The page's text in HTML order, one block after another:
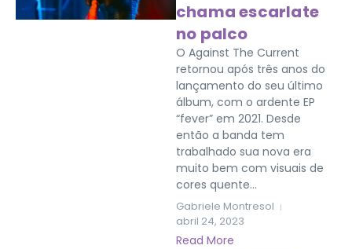
chama escarlate
no palco
O Against The Current
retornou após três anos do
lançamento do seu último
álbum, com o ardente EP
“fever” em 2021. Desde
então a banda tem
trabalhado sua nova era
muito bem com visuais de
cores quente...
Gabriele Montresol
abril 24, 2023
Read More